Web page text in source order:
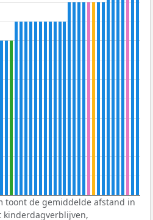
toont de gemiddelde afstand in
kinderdagverblijven,